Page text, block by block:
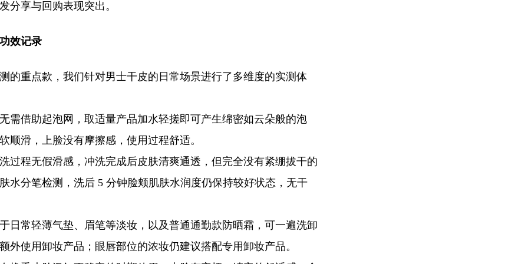
分享与回购表现突出。
效记录
的重点款，我们针对男士干皮的日常场景进行了多维度的实测体
需借助起泡网，取适量产品加水轻搓即可产生绵密如云朵般的泡
顺滑，上脸没有摩擦感，使用过程舒适。
过程无假滑感，冲洗完成后皮肤清爽通透，但完全没有紧绷拔干的
水分笔检测，洗后 5 分钟脸颊肌肤水润度仍保持较好状态，无干
日常轻薄气垫、眉笔等淡妆，以及普通通勤款防晒霜，可一遍洗卸
外使用卸妆产品；眼唇部位的浓妆仍建议搭配专用卸妆产品。